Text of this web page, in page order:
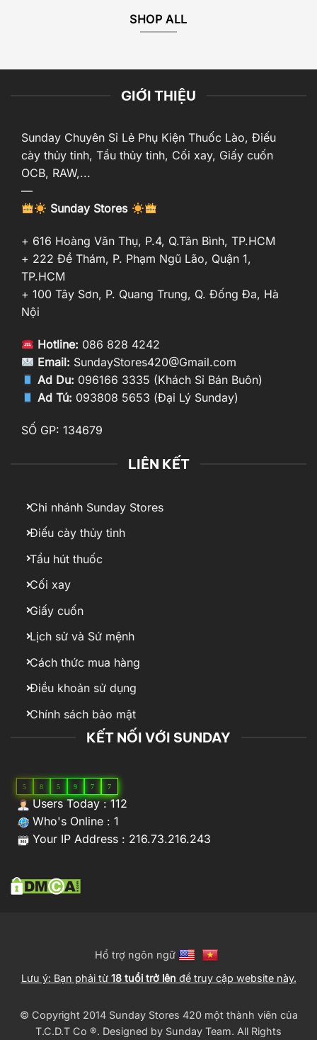
SHOP ALL
GIỚI THIỆU
Sunday Chuyên Sỉ Lẻ Phụ Kiện Thuốc Lào, Điếu
cày thủy tinh, Tẩu thủy tinh, Cối xay, Giấy cuốn
OCB, RAW,...
—
Sunday Stores
+ 616 Hoàng Văn Thụ, P.4, Q.Tân Bình, TP.HCM
+ 222 Đề Thám, P. Phạm Ngũ Lão, Quận 1,
TP.HCM
+ 100 Tây Sơn, P. Quang Trung, Q. Đống Đa, Hà
Nội
Hotline: 086 828 4242
Email: SundayStores420@Gmail.com
Ad Du: 096166 3335 (Khách Sỉ Bán Buôn)
Ad Tú: 093808 5653 (Đại Lý Sunday)
SỐ GP: 134679
LIÊN KẾT
Chi nhánh Sunday Stores
Điếu cày thủy tinh
Tẩu hút thuốc
Cối xay
Giấy cuốn
Lịch sử và Sứ mệnh
Cách thức mua hàng
Điều khoản sử dụng
Chính sách bảo mật
KẾT NỐI VỚI SUNDAY
5 8 5 9 7 7
Users Today : 112
Who's Online : 1
Your IP Address : 216.73.216.243
Hổ trợ ngôn ngữ
Lưu ý: Bạn phải từ 18 tuổi trở lên để truy cập website này.
© Copyright 2014 Sunday Stores 420 một thành viên của
T.C.D.T Co ®️. Designed by Sunday Team. All Rights